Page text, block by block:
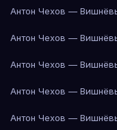
Антон Чехов —
Антон Чехов —
Антон Чехов —
Антон Чехов —
Антон Чехов —